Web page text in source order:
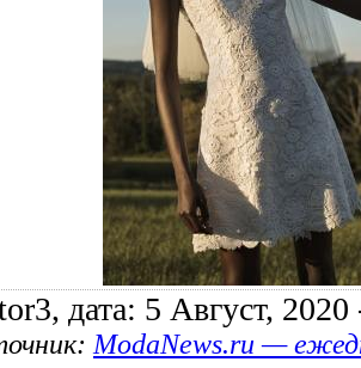
дата: 5 Август, 2020
ModaNews.ru —